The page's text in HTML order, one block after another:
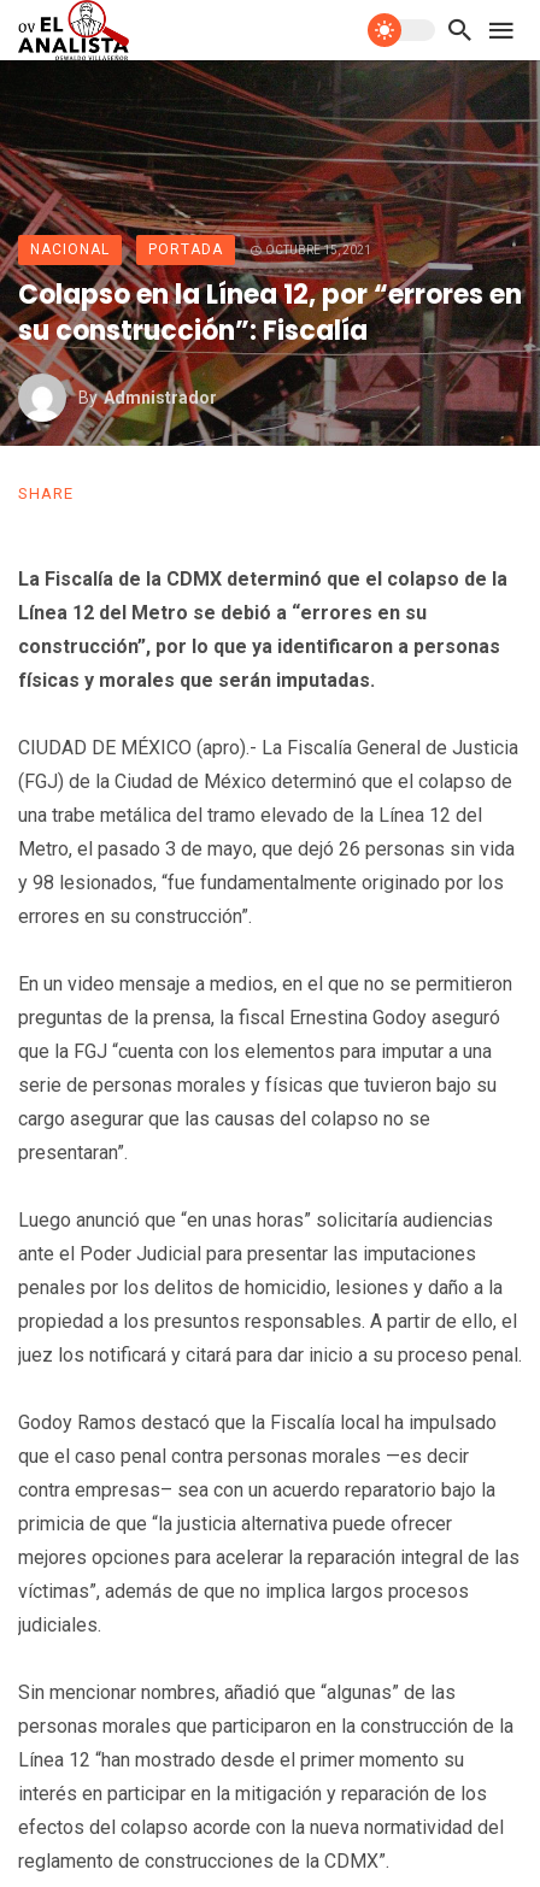
NACIONAL PORTADA OCTUBRE 15, 2021
Colapso en la Línea 12, por “errores en
su construcción”: Fiscalía
By Admnistrador
SHARE
La Fiscalía de la CDMX determinó que el colapso de la
Línea 12 del Metro se debió a “errores en su
construcción”, por lo que ya identificaron a personas
físicas y morales que serán imputadas.
CIUDAD DE MÉXICO (apro).- La Fiscalía General de Justicia
(FGJ) de la Ciudad de México determinó que el colapso de
una trabe metálica del tramo elevado de la Línea 12 del
Metro, el pasado 3 de mayo, que dejó 26 personas sin vida
y 98 lesionados, “fue fundamentalmente originado por los
errores en su construcción”.
En un video mensaje a medios, en el que no se permitieron
preguntas de la prensa, la fiscal Ernestina Godoy aseguró
que la FGJ “cuenta con los elementos para imputar a una
serie de personas morales y físicas que tuvieron bajo su
cargo asegurar que las causas del colapso no se
presentaran”.
Luego anunció que “en unas horas” solicitaría audiencias
ante el Poder Judicial para presentar las imputaciones
penales por los delitos de homicidio, lesiones y daño a la
propiedad a los presuntos responsables. A partir de ello, el
juez los notificará y citará para dar inicio a su proceso penal.
Godoy Ramos destacó que la Fiscalía local ha impulsado
que el caso penal contra personas morales —es decir
contra empresas– sea con un acuerdo reparatorio bajo la
primicia de que “la justicia alternativa puede ofrecer
mejores opciones para acelerar la reparación integral de las
víctimas”, además de que no implica largos procesos
judiciales.
Sin mencionar nombres, añadió que “algunas” de las
personas morales que participaron en la construcción de la
Línea 12 “han mostrado desde el primer momento su
interés en participar en la mitigación y reparación de los
efectos del colapso acorde con la nueva normatividad del
reglamento de construcciones de la CDMX”.